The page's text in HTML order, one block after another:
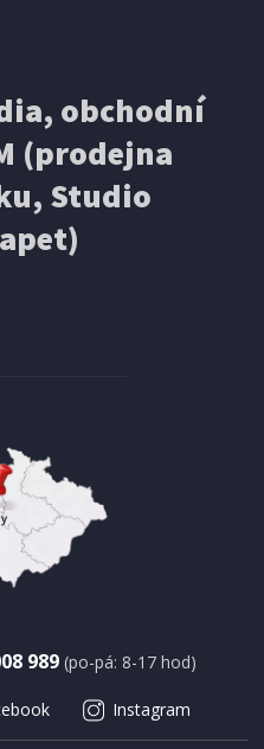
Přidat do košíku
Síť proti hmyzu do
cm
obchodní
(prodejna
Studio
989 (po-pá: 8-17 hod)
Instagram